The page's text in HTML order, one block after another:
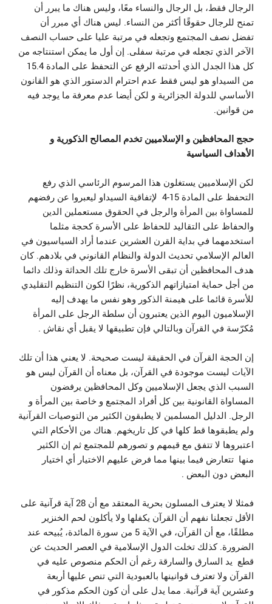
الرجال فقط، بل الرجال والنساء معًا، وليس هناك ما يبرر أن
تمنح للرجال حقوقًا أكثر من النساء. ليس هناك أي مبرر أن
تفضل نصف المجتمع وتجعله في مرتبة عليا على حساب النصف
الآخر الذي تجعله في مرتبة سفلى. إن أول ما يمكن استنتاجه من
كل هذا الجدل الذي أحدثته الرفع عن التحفظ على المادة 15.4
من السيداو هو ليس فقط عدم احترام الدستور الذي هو القانون
الأساسي للدولة الجزائرية و لكن أيضا عدم معرفة ما يوجد فيه
من قوانين.
حجج المحافظين و الإسلاميين تخدم المصالح الذكورية و
الأهداف السياسية
لكن الإسلاميين يستغلون هذا المرسوم الرئاسي الذي رفع
التحفظ على المادة 15-4 لإتفاقية السيداو ليعبروا عن رفضهم
للمساواة بين المرأة والرجل في الحقوق مستعملين الدين
والحفاظ على التقاليد للحفاظ على الأسرة كحجة مثلما
استخدمهما في بداية القرن العشرين عندما أراد السياسيون في
العالم الإسلامي تحديث الدولة والنظام القانوني في بلادهم. كان
هدف المحافظين أن تبقى الأسرة خارج تلك الحداثة وذلك دائما
من أجل حماية امتيازاتهم الذكورية، نظرًا لكون التنظيم التقليدي
للأسرة قائما على هيمنة الذكور وهو نفس ما يهدف إليه
الإسلاميون اليوم الذين يعتبرون أن سلطة الرجل على المرأة
مُكرّسة في القرآن وبالتالي فإن تطبيقها لا يقبل أي نقاش .
إن الحجة القرآن في الحقيقة ليست صحيحة. لا يعني هذا أن تلك
الآيات ليست موجودة في القرآن، بل معناه أن القرآن ليس هو
السبب الذي يجعل الإسلاميين وكل المحافظين يرفضون
المساواة القانونية بين كل أفراد المجتمع و خاصة بين المرأة و
الرجل. الدليل المسلمين لا يطبقون الكثير من التوصيات القرآنية
ولم يطبقوها قط كلها في كل تاريخهم. هناك من الأحكام التي
اعتبروها لا تتفق مع قيمهم و تصورهم للمجتمع ثم إن الكثير
منها تتعارض فيما بينها مما فرض عليهم الاختيار أي اختيار
البعض دون البعض .
فمثلا لا يعترف المسلون بحرية المعتقد مع أن 28 آية قرآنية على
الأقل تجعلنا نفهم أن القرآن يكفلها ولا يأكلون لحم الخنزير
مطلقًا، مع أن القرآن، في الآية 5 من سورة المائدة، يُبيحه عند
الضرورة. كذلك تخلت الدول الإسلامية في العصر الحديث عن
قطع يد السارق والسارقة رغم أن الحكم منصوص عليه في
القرآن ولا تعترف قوانينها بالعبودية التي تنص عليها أربعة
وعشرين آية قرآنية. مما يدل على أن كون الحكم مذكور في